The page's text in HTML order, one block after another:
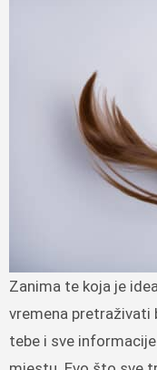
Zanima te koja je idealna rutina za tvoju kosu, a nemaš
vremena pretraživati
tebe i sve